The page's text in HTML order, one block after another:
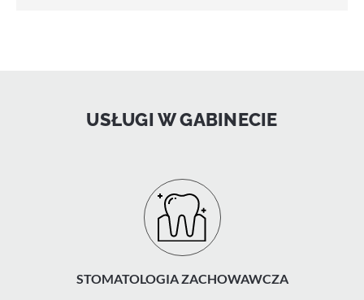
USŁUGI W GABINECIE
STOMATOLOGIA ZACHOWAWCZA